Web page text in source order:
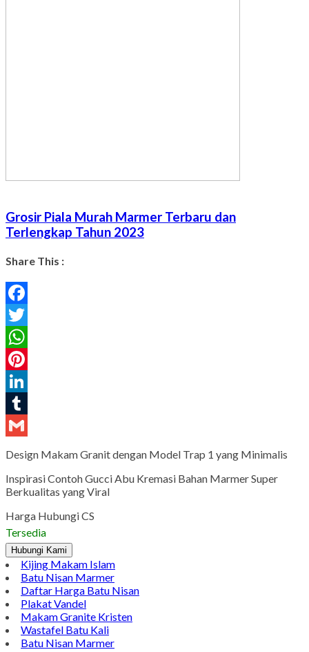
Grosir Piala Murah Marmer Terbaru dan
Terlengkap Tahun 2023
Share This :
Facebook
Twitter
WhatsApp
Pinterest
LinkedIn
Tumblr
Design Makam Granit dengan Model Trap 1 yang Minimalis
Inspirasi Contoh Gucci Abu Kremasi Bahan Marmer Super
Berkualitas yang Viral
Harga Hubungi CS
Tersedia
Hubungi Kami
Kijing Makam Islam
Batu Nisan Marmer
Daftar Harga Batu Nisan
Plakat Vandel
Makam Granite Kristen